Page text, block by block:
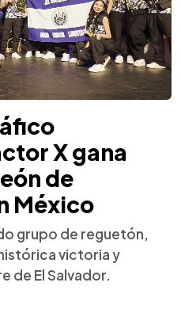
X gana
de
México
grupo de reguetón,
victoria y
de El Salvador.